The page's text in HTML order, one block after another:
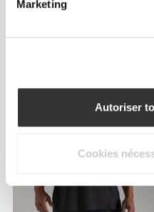
Marketing
Autoriser
Cookies